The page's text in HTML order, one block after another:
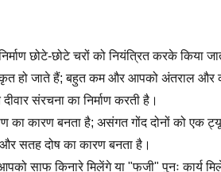
छोटे-छोटे चरों को नियंत्रित करके किया
हो जाते हैं; बहुत कम और आपको अंतराल और
संरचना का निर्माण करती है।
का कारण बनता है; असंगत गोंद दोनों को एक
और सतह दोष का कारण बनता है।
साफ किनारे मिलेंगे या "फजी" पुनः कार्य